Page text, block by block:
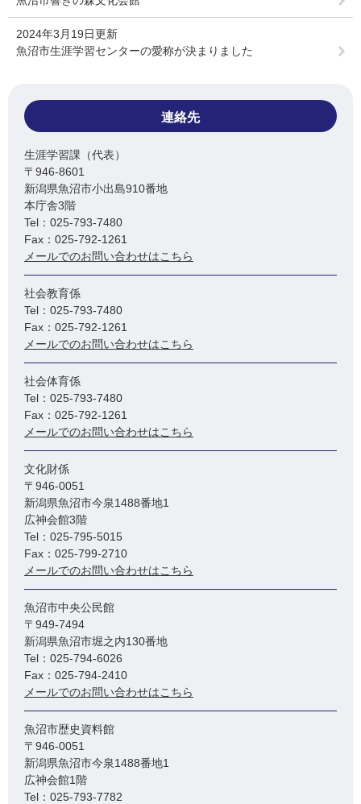
2024年3月19日更新
魚沼市生涯学習センターの愛称が決まりました
連絡先
生涯学習課（代表）
〒946-8601
新潟県魚沼市小出島910番地
本庁舎3階
Tel：025-793-7480
Fax：025-792-1261
メールでのお問い合わせはこちら
社会教育係
Tel：025-793-7480
Fax：025-792-1261
メールでのお問い合わせはこちら
社会体育係
Tel：025-793-7480
Fax：025-792-1261
メールでのお問い合わせはこちら
文化財係
〒946-0051
新潟県魚沼市今泉1488番地1
広神会館3階
Tel：025-795-5015
Fax：025-799-2710
メールでのお問い合わせはこちら
魚沼市中央公民館
〒949-7494
新潟県魚沼市堀之内130番地
Tel：025-794-6026
Fax：025-794-2410
メールでのお問い合わせはこちら
魚沼市歴史資料館
〒946-0051
新潟県魚沼市今泉1488番地1
広神会館1階
Tel：025-793-7782